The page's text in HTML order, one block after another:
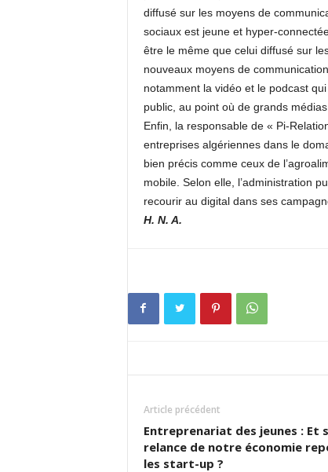
diffusé sur les moyens de
sociaux est jeune et hyper-
être le même que celui diffusé sur
nouveaux moyens de
notamment la vidéo et le podcast
public, au point où de grands
Enfin, la responsable de « Pi-
entreprises algériennes dans le
bien précis comme ceux de
mobile. Selon elle, l’administration
recourir au digital dans ses
H. N. A.
Article précédent
Entreprenariat des jeunes : Et
relance de notre économie
les start-up ?